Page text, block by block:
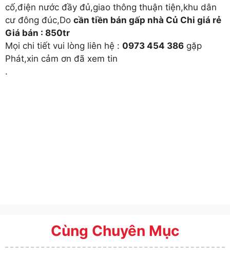
cố,điện nước đầy đủ,giao thông thuận tiện,khu dân
cư đông đúc,Do cần tiền bán gấp nhà Củ Chi giá rẻ
Giá bán : 850tr
Mọi chi tiết vui lòng liên hệ : 0973 454 386 gặp
Phát,xin cảm ơn đã xem tin
.
Cùng Chuyên Mục